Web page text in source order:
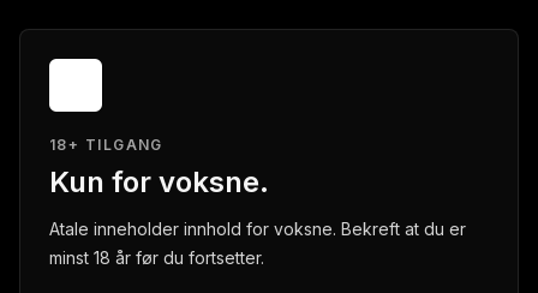
18+ TILGANG
Kun for voksne.
Atale inneholder innhold for voksne. Bekreft at du er
minst 18 år før du fortsetter.